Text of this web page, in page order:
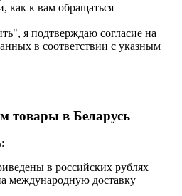
как к вам обращаться
я подтверждаю согласие на
в соответствии с указным
товары в Беларусь
в российских рублях
международную доставку